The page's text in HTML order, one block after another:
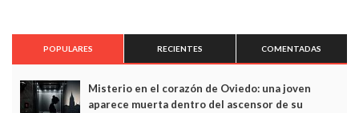
POPULARES RECIENTES COMENTADAS
Misterio en el corazón de Oviedo: una joven
aparece muerta dentro del ascensor de su